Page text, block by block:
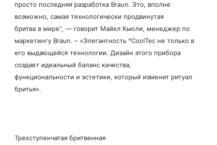
просто последняя разработка Braun. Это, вполне
возможно, самая технологически продвинутая
бритва в мире”, — говорит Майкл Кьюли, менеджер по
маркетингу Braun. – «Элегантность °CoolTec не только в
его выдающейся технологии. Дизайн этого прибора
создает идеальный баланс качества,
функциональности и эстетики, который изменит ритуал
бритья».
Трехступенчатая бритвенная